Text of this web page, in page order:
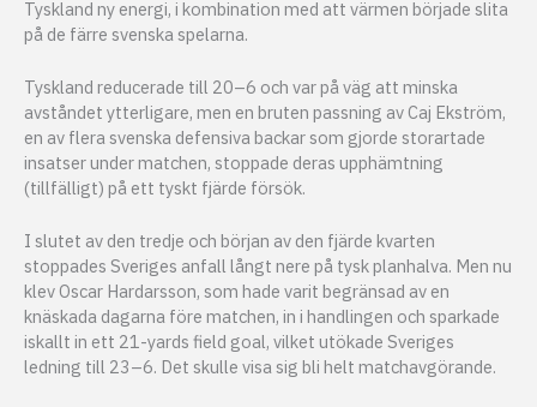
Tyskland ny energi, i kombination med att värmen började slita
på de färre svenska spelarna.
Tyskland reducerade till 20–6 och var på väg att minska
avståndet ytterligare, men en bruten passning av Caj Ekström,
en av flera svenska defensiva backar som gjorde storartade
insatser under matchen, stoppade deras upphämtning
(tillfälligt) på ett tyskt fjärde försök.
I slutet av den tredje och början av den fjärde kvarten
stoppades Sveriges anfall långt nere på tysk planhalva. Men nu
klev Oscar Hardarsson, som hade varit begränsad av en
knäskada dagarna före matchen, in i handlingen och sparkade
iskallt in ett 21-yards field goal, vilket utökade Sveriges
ledning till 23–6. Det skulle visa sig bli helt matchavgörande.